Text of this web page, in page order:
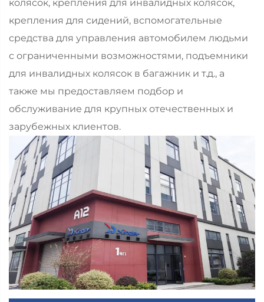
колясок, крепления для инвалидных колясок,
крепления для сидений, вспомогательные
средства для управления автомобилем людьми
с ограниченными возможностями, подъемники
для инвалидных колясок в багажник и т.д., а
также мы предоставляем подбор и
обслуживание для крупных отечественных и
зарубежных клиентов.